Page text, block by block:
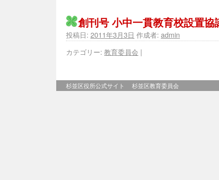
創刊号 小中一貫教育校設置
投稿日: 2011年3月3日 作成者: admin
カテゴリー: 教育委員会 |
杉並区役所公式サイト 杉並区教育委員会